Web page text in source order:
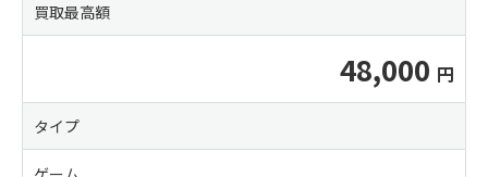
買取最高額
48,000
タイプ